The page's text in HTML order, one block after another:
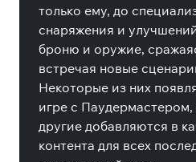
только ему, до
снаряжения и
броню и оружие,
встречая новые
Некоторые из них
игре с Паудермастером,
другие добавляются в
контента для всех